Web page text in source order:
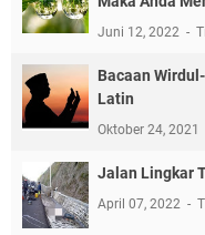
Juni 12, 2022
Bacaan
Latin
Oktober 24, 2021
Jalan Lingkar
April 07, 2022